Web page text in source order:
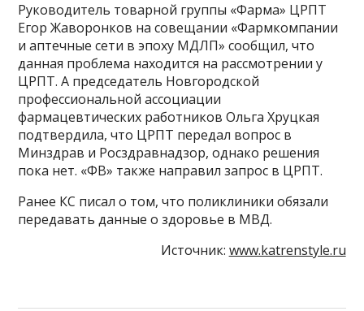
Руководитель товарной группы «Фарма» ЦРПТ
Егор Жаворонков на совещании «Фармкомпании
и аптечные сети в эпоху МДЛП» сообщил, что
данная проблема находится на рассмотрении у
ЦРПТ. А председатель Новгородской
профессиональной ассоциации
фармацевтических работников Ольга Хруцкая
подтвердила, что ЦРПТ передал вопрос в
Минздрав и Росздравнадзор, однако решения
пока нет. «ФВ» также направил запрос в ЦРПТ.
Ранее КС писал о том, что поликлиники обязали
передавать данные о здоровье в МВД.
Источник: www.katrenstyle.ru